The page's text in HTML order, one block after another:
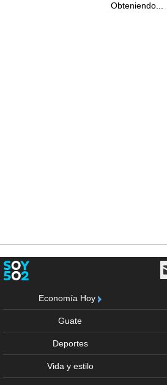
Obteniendo...
Economía Hoy
Guate
Deportes
Vida y estilo